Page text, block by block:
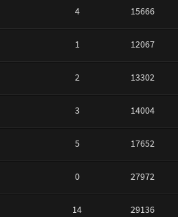
4 15666
1 12067
2 13302
3 14004
5 17652
0 27972
14 29136